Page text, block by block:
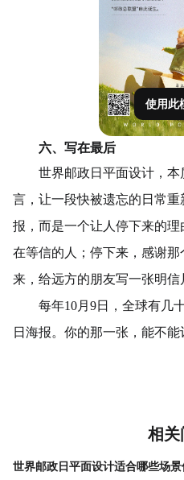
使用此
六、写在最后
世界邮政日平面设计，
言，让一段快被遗忘的日常
报，而是一个让人停下来的
在等信的人；停下来，感谢
来，给远方的朋友写一张明信
每年10月9日，全球有几
日海报。你的那一张，能不能
相关
世界邮政日平面设计适合哪些场